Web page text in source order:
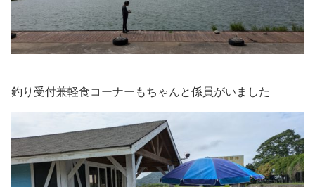
釣り受付兼軽食コーナーもちゃんと係員がいました